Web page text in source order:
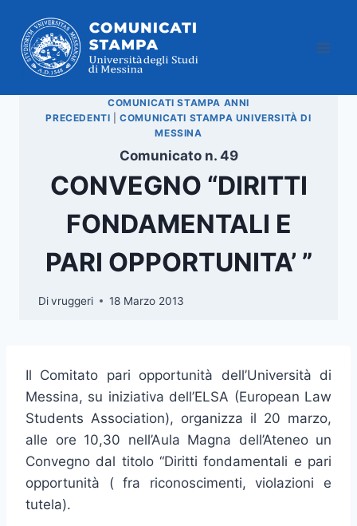
contenuto
COMUNICATI STAMPA ANNI
PRECEDENTI |COMUNICATI STAMPA UNIVERSITÀ DI
MESSINA
Comunicato n. 49
CONVEGNO “DIRITTI
FONDAMENTALI E
PARI OPPORTUNITA’ ”
Divruggeri 18 Marzo 2013
Il Comitato pari opportunità dell’Università di
Messina, su iniziativa dell’ELSA (European Law
Students Association), organizza il 20 marzo,
alle ore 10,30 nell’Aula Magna dell’Ateneo un
Convegno dal titolo “Diritti fondamentali e pari
opportunità ( fra riconoscimenti, violazioni e
tutela).